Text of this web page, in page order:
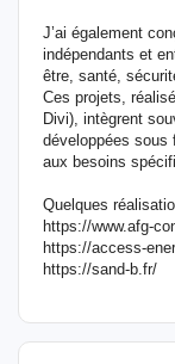
J’ai également
indépendants et
être, santé,
Ces projets,
Divi), intègrent
développées sous
aux besoins
Quelques
https://www.afg-
https://access-
https://sand-b.fr/